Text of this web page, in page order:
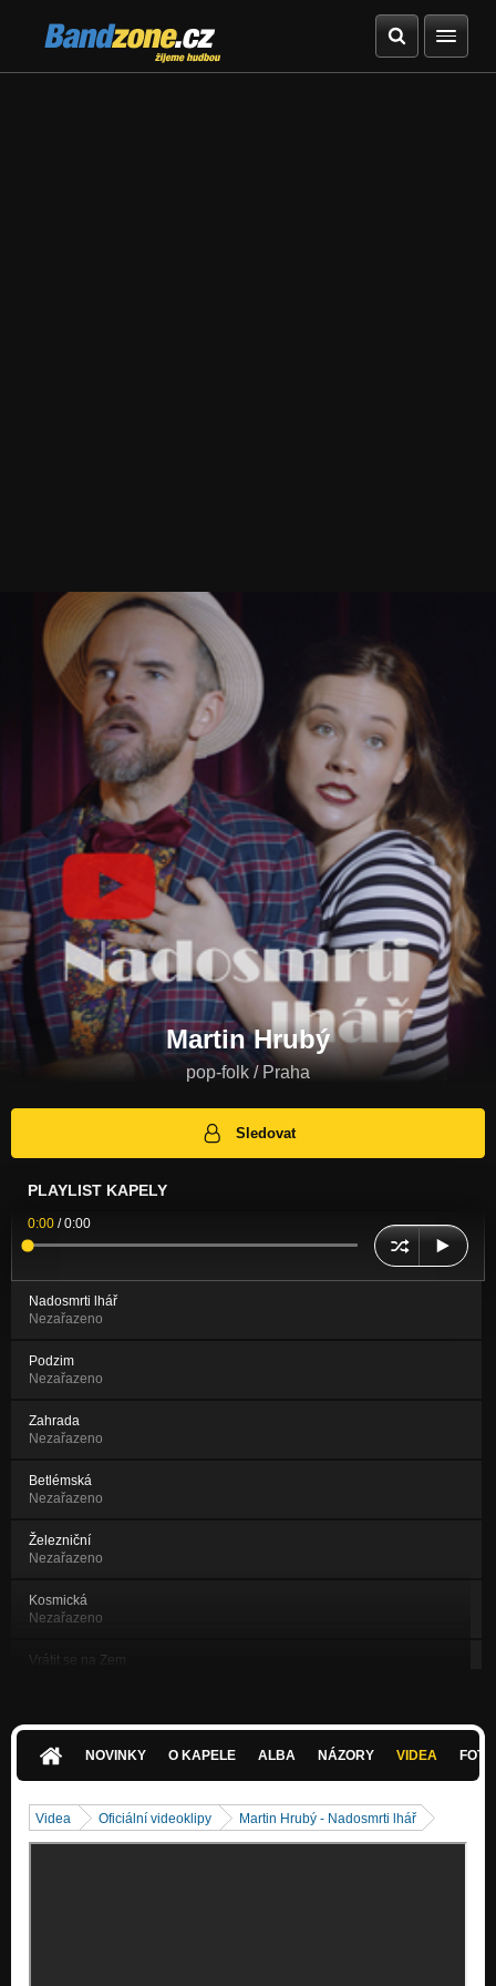
Bandzone.cz
žijeme hudbou
Martin Hrubý
pop-folk / Praha
Sledovat
PLAYLIST KAPELY
0:00 /0:00
Nadosmrti lhář
Nezařazeno
Podzim
Nezařazeno
Zahrada
Nezařazeno
Betlémská
Nezařazeno
Železniční
Nezařazeno
Kosmická
Nezařazeno
Vrátit se na Zem
Silnice
Trojka
NOVINKY O KAPELE ALBA NÁZORY VIDEA
Videa Oficiální videoklipy Martin Hrubý - Nadosmrti lhář